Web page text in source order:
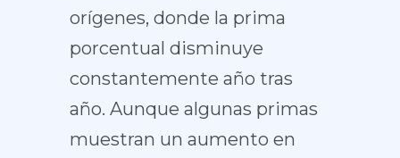
orígenes, donde la prima
porcentual disminuye
constantemente año tras
año. Aunque algunas primas
muestran un aumento en